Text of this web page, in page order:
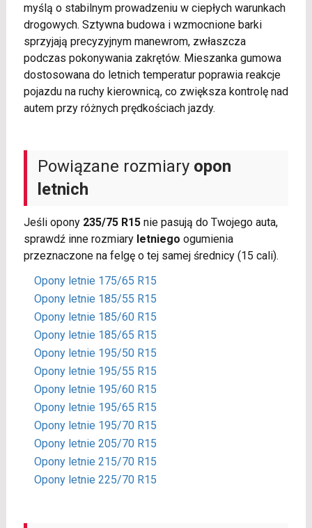
myślą o stabilnym prowadzeniu w ciepłych warunkach
drogowych. Sztywna budowa i wzmocnione barki
sprzyjają precyzyjnym manewrom, zwłaszcza
podczas pokonywania zakrętów. Mieszanka gumowa
dostosowana do letnich temperatur poprawia reakcje
pojazdu na ruchy kierownicą, co zwiększa kontrolę nad
autem przy różnych prędkościach jazdy.
Powiązane rozmiary opon
letnich
Jeśli opony 235/75 R15nie pasują do Twojego auta,
sprawdź inne rozmiary letniego ogumienia
przeznaczone na felgę o tej samej średnicy (15 cali).
Opony letnie 175/65 R15
Opony letnie 185/55 R15
Opony letnie 185/60 R15
Opony letnie 185/65 R15
Opony letnie 195/50 R15
Opony letnie 195/55 R15
Opony letnie 195/60 R15
Opony letnie 195/65 R15
Opony letnie 195/70 R15
Opony letnie 205/70 R15
Opony letnie 215/70 R15
Opony letnie 225/70 R15